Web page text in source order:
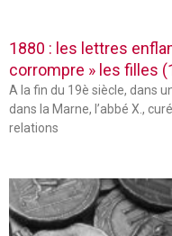
1880 : les lettres
corrompre » les filles
A la fin du 19è siècle, dans
dans la Marne, l’abbé X.,
relations